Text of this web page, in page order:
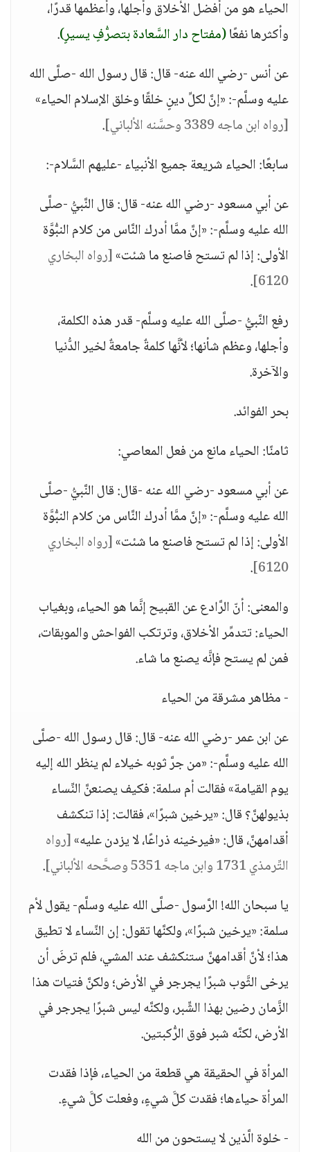
الحياء هو من أفضل الأخلاق وأجلها، وأعظمها قدرًا،
وأكثرها نفعًا(مفتاح دار السَّعادة بتصرُّفٍ يسيرٍ).
عن أنس -رضي الله عنه- قال: قال رسول الله -صلَّى الله
عليه وسلَّم-: «إنَّ لكلِّ دينٍ خلقًا وخلق الإسلام الحياء»
[رواه ابن ماجه 3389 وحسَّنه الألباني]
.
سابعًا: الحياء شريعة جميع الأنبياء -عليهم السَّلام-:
عن أبي مسعود -رضي الله عنه- قال: قال النَّبيُّ -صلَّى
الله عليه وسلَّم-: «إنَّ ممَّا أدرك النَّاس من كلام النبُّوَّة
الأولى: إذا لم تستح فاصنع ما شئت»[رواه البخاري
6120]
.
رفع النَّبيُّ -صلَّى الله عليه وسلَّم- قدر هذه الكلمة،
وأجلها، وعظم شأنها؛ لأنَّها كلمةٌ جامعةٌ لخير الدُّنيا
والآخرة.
بحر الفوائد.
ثامنًا: الحياء مانع من فعل المعاصي:
عن أبي مسعود -رضي الله عنه -قال: قال النَّبيُّ -صلَّى
الله عليه وسلَّم-: «إنَّ ممَّا أدرك النَّاس من كلام النبُّوَّة
الأولى: إذا لم تستح فاصنع ما شئت»[رواه البخاري
6120]
.
والمعنى: أنّ الرَّادع عن القبيح إنَّما هو الحياء، وبغياب
الحياء: تتدمِّر الأخلاق، وترتكب الفواحش والموبقات،
فمن لم يستح فإنَّه يصنع ما شاء.
- مظاهر مشرقة من الحياء
عن ابن عمر -رضي الله عنه- قال: قال رسول الله -صلَّى
الله عليه وسلَّم-: «من جرَّ ثوبه خيلاء لم ينظر الله إليه
يوم القيامة» فقالت أم سلمة: فكيف يصنعنَّ النِّساء
بذيولهنَّ؟ قال: «يرخين شبرًا»، فقالت: إذا تنكشف
أقدامهنَّ، قال: «فيرخينه ذراعًا، لا يزدن عليه»[رواه
التِّرمذي 1731 وابن ماجه 5351 وصحَّحه الألباني]
.
يا سبحان الله! الرَّسول -صلَّى الله عليه وسلَّم- يقول لأم
سلمة: «يرخين شبرًا»، ولكنَّها تقول: إن النِّساء لا تطيق
هذا؛ لأنَّ أقدامهنَّ ستنكشف عند المشي، فلم ترضَ أن
يرخى الثَّوب شبرًا يجرجر في الأرض؛ ولكنَّ فتيات هذا
الزَّمان رضين بهذا الشِّبر، ولكنَّه ليس شبرًا يجرجر في
الأرض، لكنَّه شبر فوق الرُّكبتين.
المرأة في الحقيقة هي قطعة من الحياء، فإذا فقدت
المرأة حياءها؛ فقدت كلَّ شيءٍ، وفعلت كلَّ شيءٍ.
- خلوة الَّذين لا يستحون من الله